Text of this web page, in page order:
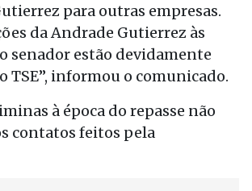
para outras empresas.
da Andrade Gutierrez às
senador estão devidamente
TSE”, informou o comunicado.
à época do repasse não
contatos feitos pela